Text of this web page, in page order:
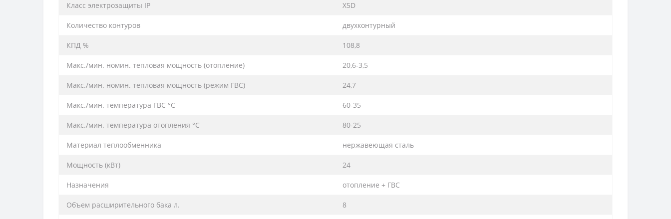
Класс электрозащиты IP X5D
Количество контуров двухконтурный
КПД % 108,8
Макс./мин. номин. тепловая мощность (отoпление) 20,6-3,5
Макс./мин. номин. тепловая мощность (режим ГВС) 24,7
Макс./мин. температура ГВС °C 60-35
Макс./мин. температура отопления °C 80-25
Материал теплообменника нержавеющая сталь
Мощность (кВт) 24
Назначения отопление + ГВС
Объем расширительного бака л. 8